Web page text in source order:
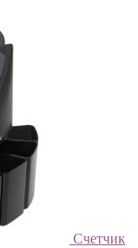
Счетчик